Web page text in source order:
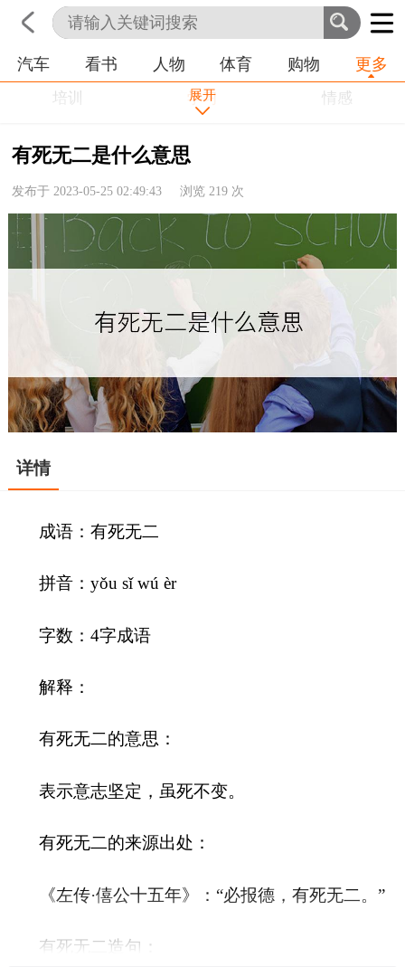
首页 科技 生活 职业
汽车 看书 人物 体育 购物 更多
培训 学习
情感
农业
命理
健康
历史
展开
有死无二是什么意思
发布于 2023-05-25 02:49:43 浏览219 次
详情
成语：有死无二
拼音：yǒu sǐ wú èr
字数：4字成语
解释：
有死无二的意思：
表示意志坚定，虽死不变。
有死无二的来源出处：
《左传·僖公十五年》：“必报德，有死无二。”
有死无二造句：